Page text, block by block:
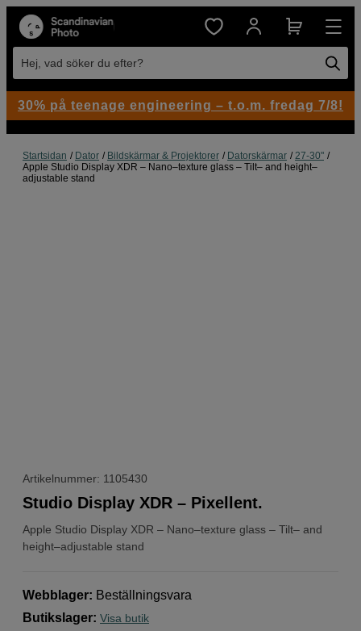
Hej, vad söker du efter?
Startsidan Dator Bildskärmar & Projektorer Datorskärmar
27-30"
Apple Studio Display XDR – Nano–texture glass – Tilt– and height–
adjustable stand
Artikelnummer: 1105430
Apple Studio Display XDR – Nano–texture glass – Tilt– and
height–adjustable stand
Studio Display XDR – Pixellent.
Webblager: Beställningsvara
Butikslager: Visa butik
30% på teenage engineering – t.o.m. fredag 7/8!